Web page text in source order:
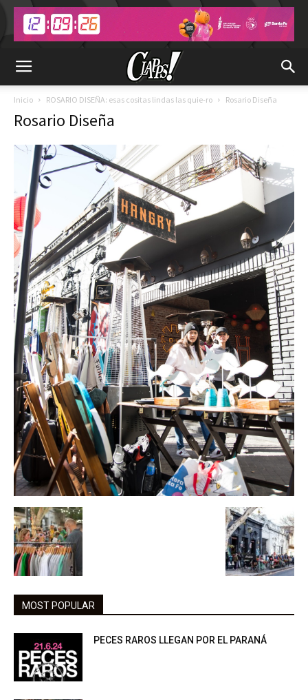
Inicio ROSARIO DISEÑA: esas cositas lindas las quie-ro Rosario Diseña
Rosario Diseña
MOST POPULAR
PECES RAROS LLEGAN POR EL PARANÁ